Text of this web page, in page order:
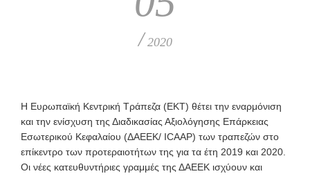
/ 2020
Η Ευρωπαϊκή Κεντρική Τράπεζα (ΕΚΤ) θέτει την εναρμόνιση
και την ενίσχυση της Διαδικασίας Αξιολόγησης Επάρκειας
Εσωτερικού Κεφαλαίου (ΔΑΕΕΚ/ ICAAP) των τραπεζών στο
επίκεντρο των προτεραιοτήτων της για τα έτη 2019 και 2020.
Οι νέες κατευθυντήριες γραμμές της ΔΑΕΕΚ ισχύουν και